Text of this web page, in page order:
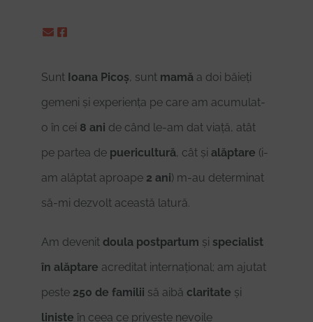
Sunt Ioana Picoș, sunt mamă a doi băieți
gemeni și experiența pe care am acumulat-
o în cei 8 ani de când le-am dat viață, atât
pe partea de puericultură, cât șialăptare (i-
am alăptat aproape 2 ani) m-au determinat
să-mi dezvolt această latură.
Am devenitdoula postpartum și specialist
în alăptare acreditat internațional; am ajutat
peste 250 de familii să aibăclaritate și
liniște în ceea ce privește nevoile